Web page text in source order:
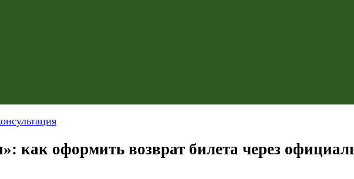
как оформить возврат билета через